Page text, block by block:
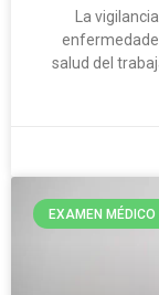
La
salud del
EXAMEN